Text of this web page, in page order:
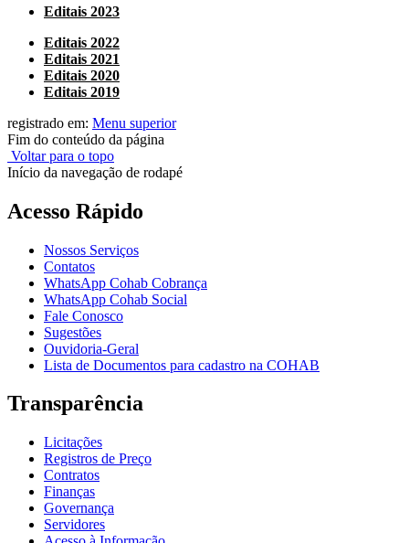
Editais 2023
Editais 2022
Editais 2021
Editais 2020
Editais 2019
registrado em: Menu superior
Fim do conteúdo da página
Voltar para o topo
Início da navegação de rodapé
Acesso Rápido
Nossos Serviços
Contatos
WhatsApp Cohab Cobrança
WhatsApp Cohab Social
Fale Conosco
Sugestões
Ouvidoria-Geral
Lista de Documentos para cadastro na COHAB
Transparência
Licitações
Registros de Preço
Contratos
Finanças
Governança
Servidores